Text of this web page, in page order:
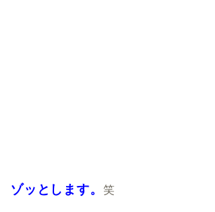
ゾッとします。 笑